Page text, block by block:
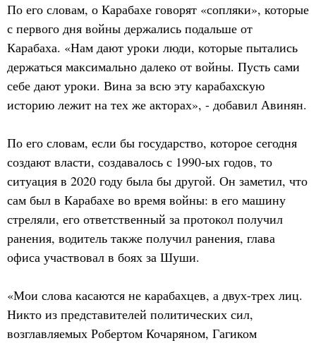
По его словам, о Карабахе говорят «сопляки», которые
с первого дня войны держались подальше от
Карабаха. «Нам дают уроки люди, которые пытались
держаться максимально далеко от войны. Пусть сами
себе дают уроки. Вина за всю эту карабахскую
историю лежит на тех же акторах», - добавил Авинян.
По его словам, если бы государство, которое сегодня
создают власти, создавалось с 1990-ых годов, то
ситуация в 2020 году была бы другой. Он заметил, что
сам был в Карабахе во время войны: в его машину
стреляли, его ответственный за протокол получил
ранения, водитель также получил ранения, глава
офиса участвовал в боях за Шуши.
«Мои слова касаются не карабахцев, а двух-трех лиц.
Никто из представителей политических сил,
возглавляемых Робертом Кочаряном, Гагиком